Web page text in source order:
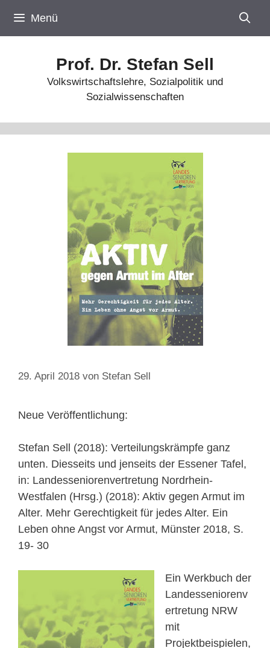
Inhalt
springen
Menü
Prof. Dr. Stefan Sell
Volkswirtschaftslehre, Sozialpolitik und
Sozialwissenschaften
29. April 2018 von Stefan Sell
Neue Veröffentlichung:
Stefan Sell (2018): Verteilungskrämpfe ganz
unten. Diesseits und jenseits der Essener Tafel,
in: Landesseniorenvertretung Nordrhein-
Westfalen (Hrsg.) (2018): Aktiv gegen Armut im
Alter. Mehr Gerechtigkeit für jedes Alter. Ein
Leben ohne Angst vor Armut, Münster 2018, S.
19- 30
Ein Werkbuch der
Landesseniorenv
ertretung NRW
mit
Projektbeispielen,